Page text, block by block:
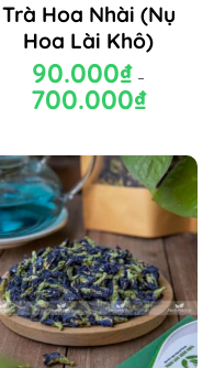
Trà Hoa Nhài (Nụ
Hoa Lài Khô)
90.000₫ –
700.000₫Khoảng
giá:
700.000₫